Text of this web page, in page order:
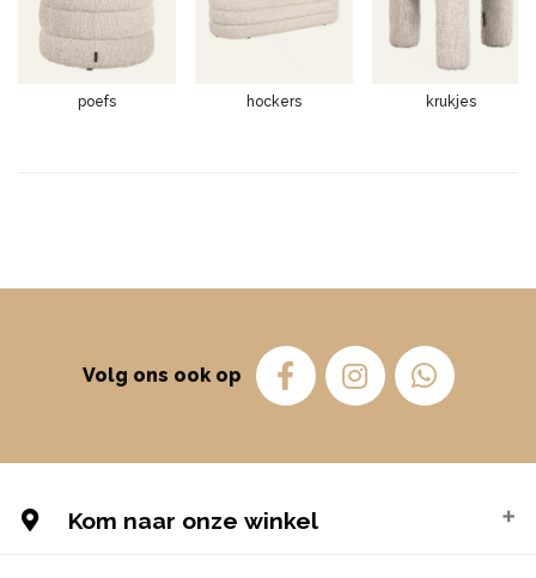
poefs hockers krukjes
Volg ons ook op
Kom naar onze winkel